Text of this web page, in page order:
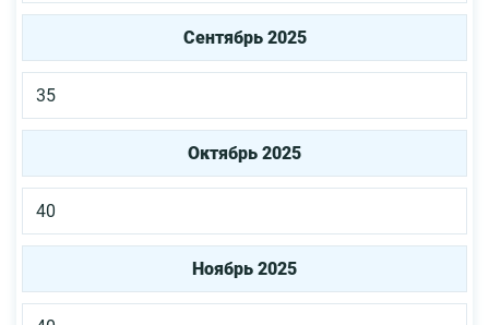
Сентябрь 2025
35
Октябрь 2025
40
Ноябрь 2025